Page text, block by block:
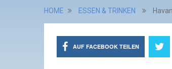
HOME ESSEN & TRINKEN
AUF FACEBOOK TEILEN